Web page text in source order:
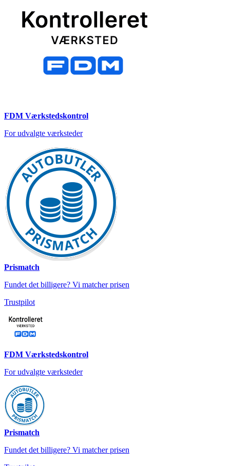
FDM Værkstedskontrol
For udvalgte værksteder
Prismatch
Fundet det billigere? Vi matcher prisen
Trustpilot
FDM Værkstedskontrol
For udvalgte værksteder
Prismatch
Fundet det billigere? Vi matcher prisen